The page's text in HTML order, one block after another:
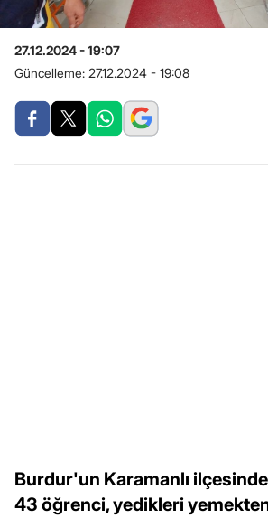
27.12.2024 - 19:07
Güncelleme: 27.12.2024 - 19:08
Burdur'un Karamanlı
43 öğrenci, yedikleri